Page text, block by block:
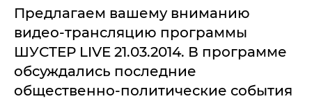
Предлагаем вашему вниманию
видео-трансляцию программы
ШУСТЕР LIVE 21.03.2014. В программе
обсуждались последние
общественно-политические события